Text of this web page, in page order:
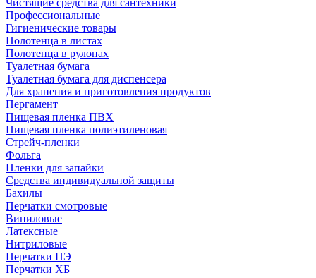
Чистящие средства для сантехники
Профессиональные
Гигиенические товары
Полотенца в листах
Полотенца в рулонах
Туалетная бумага
Туалетная бумага для диспенсера
Для хранения и приготовления продуктов
Пергамент
Пищевая пленка ПВХ
Пищевая пленка полиэтиленовая
Стрейч-пленки
Фольга
Пленки для запайки
Средства индивидуальной защиты
Бахилы
Перчатки смотровые
Виниловые
Латексные
Нитриловые
Перчатки ПЭ
Перчатки ХБ